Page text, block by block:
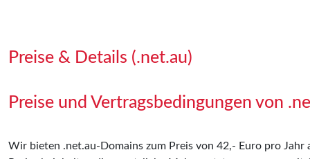
Preise & Details (.net.au)
Preise und Vertragsbedingungen von
Wir bieten .net.au-Domains zum Preis von 42,- Euro pro